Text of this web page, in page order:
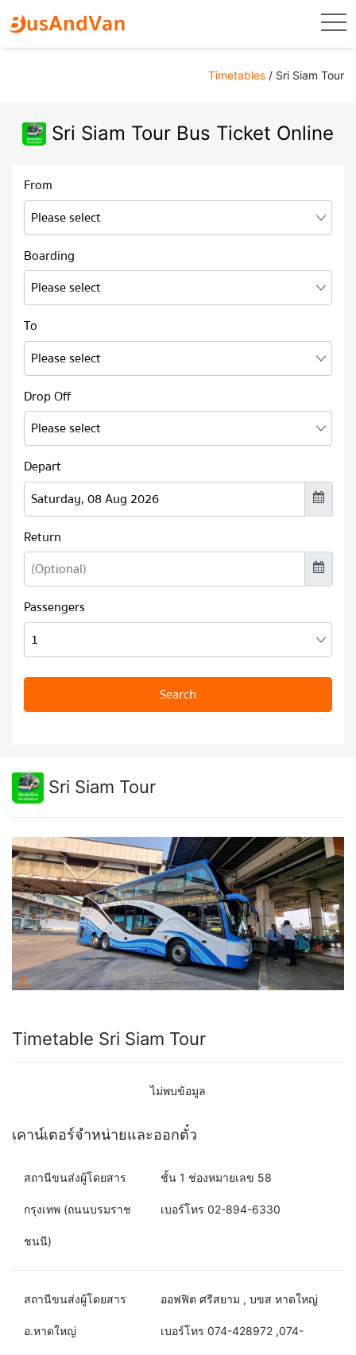
Timetables / Sri Siam Tour
Sri Siam Tour Bus Ticket Online
Sri Siam Tour
Timetable Sri Siam Tour
ไม่พบข้อมูล
เคาน์เตอร์จำหน่ายและออกตั๋ว
สถานีขนส่งผู้โดยสาร
กรุงเทพ (ถนนบรมราช
ชนนี)
ชั้น 1 ช่องหมายเลข 58
เบอร์โทร 02-894-6330
สถานีขนส่งผู้โดยสาร
อ.หาดใหญ่
ออฟฟิต ศรีสยาม , บขส หาดใหญ่
เบอร์โทร 074-428972 ,074-